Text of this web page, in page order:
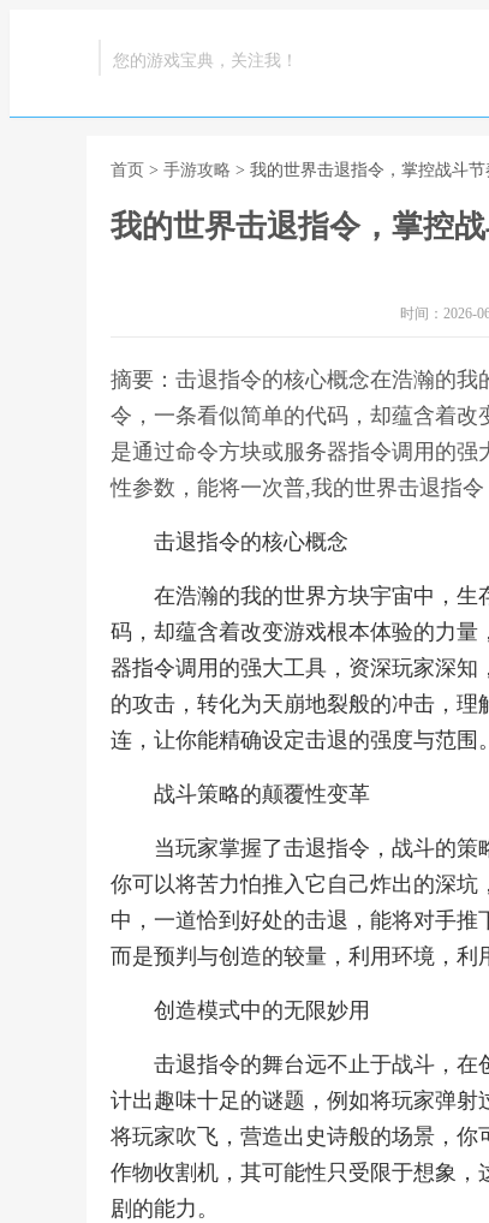
您的游戏宝典，关注我！
首页 > 手游攻略 > 我的世界击退指令，掌控战斗
我的世界击退指令，掌控
时间：2026-
摘要：击退指令的核心概念在浩瀚的
令，一条看似简单的代码，却蕴含着
是通过命令方块或服务器指令调用的
性参数，能将一次普,我的世界击退指
击退指令的核心概念
在浩瀚的我的世界方块宇宙中，
码，却蕴含着改变游戏根本体验的力
器指令调用的强大工具，资深玩家深
的攻击，转化为天崩地裂般的冲击，
连，让你能精确设定击退的强度与范围。
战斗策略的颠覆性变革
当玩家掌握了击退指令，战斗的策
你可以将苦力怕推入它自己炸出的深
中，一道恰到好处的击退，能将对手推
而是预判与创造的较量，利用环境，利
创造模式中的无限妙用
击退指令的舞台远不止于战斗，
计出趣味十足的谜题，例如将玩家弹射
将玩家吹飞，营造出史诗般的场景，
作物收割机，其可能性只受限于想象
剧的能力。